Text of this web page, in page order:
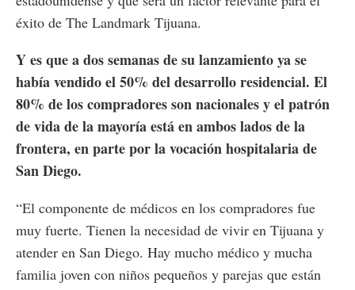
éxito de The Landmark Tijuana.
Y es que a dos semanas de su lanzamiento ya se
había vendido el 50% del desarrollo residencial. El
80% de los compradores son nacionales y el patrón
de vida de la mayoría está en ambos lados de la
frontera, en parte por la vocación hospitalaria de
San Diego.
“El componente de médicos en los compradores fue
muy fuerte. Tienen la necesidad de vivir en Tijuana y
atender en San Diego. Hay mucho médico y mucha
familia joven con niños pequeños y parejas que están